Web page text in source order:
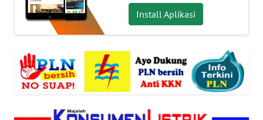
Install Aplikasi
SPORT
UMKM
WAHANA